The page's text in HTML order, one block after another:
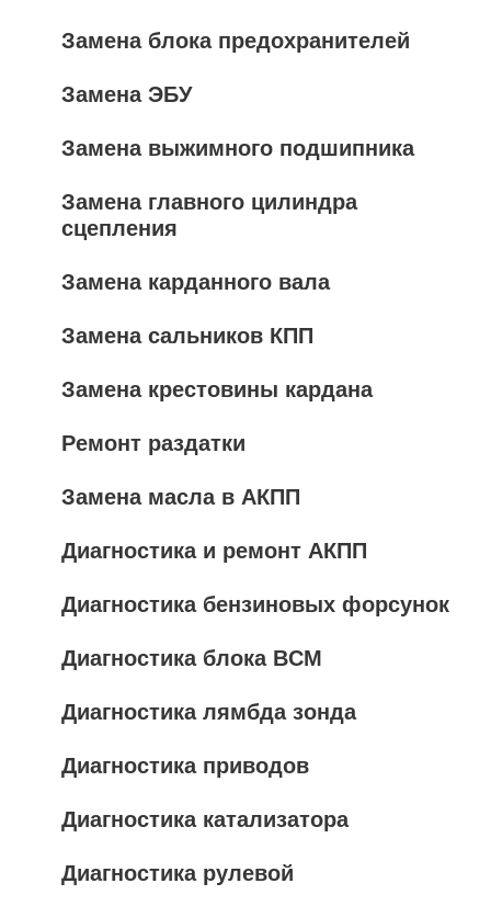
Замена блока предохранителей
Замена ЭБУ
Замена выжимного подшипника
Замена главного цилиндра
сцепления
Замена карданного вала
Замена сальников КПП
Замена крестовины кардана
Ремонт раздатки
Замена масла в АКПП
Диагностика и ремонт АКПП
Диагностика бензиновых форсунок
Диагностика блока BCM
Диагностика лямбда зонда
Диагностика приводов
Диагностика катализатора
Диагностика рулевой